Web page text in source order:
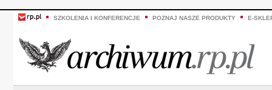
SZKOLENIA I KONFERENCJE POZNAJ NASZE PRODUKTY E-